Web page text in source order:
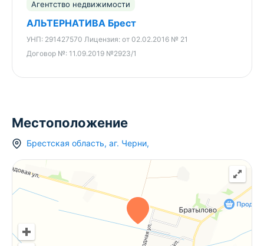
Агентство недвижимости
АЛЬТЕРНАТИВА Брест
УНП: 291427570 Лицензия: от 02.02.2016 № 21
Договор №: 11.09.2019 №2923/1
Местоположение
Брестская область, аг. Черни,